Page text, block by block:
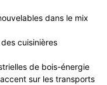
dans le mix
cuisinières
de bois-énergie
sur les transports